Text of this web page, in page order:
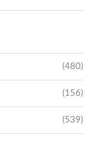
(480)
(156)
(539)